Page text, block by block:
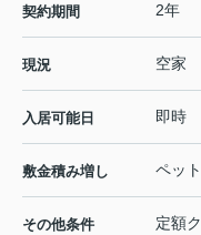
契約期間 2年
現況 空家
入居可能日 即時
敷金積み増し ペッ
その他条件
定額